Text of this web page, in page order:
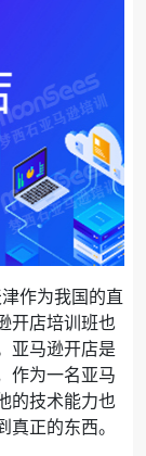
作为我国的直
开店培训班也
亚马逊开店是
作为一名亚马
的技术能力也
正的东西。